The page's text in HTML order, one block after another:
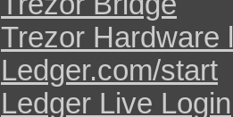
Trezor Hardware
Ledger.com/start
Ledger Live Login